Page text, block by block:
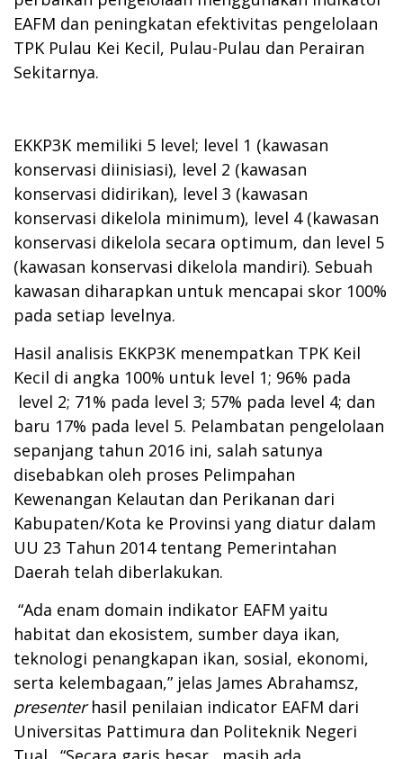
EAFM dan peningkatan efektivitas pengelolaan
TPK Pulau Kei Kecil, Pulau-Pulau dan Perairan
Sekitarnya.
EKKP3K memiliki 5 level; level 1 (kawasan
konservasi diinisiasi), level 2 (kawasan
konservasi didirikan), level 3 (kawasan
konservasi dikelola minimum), level 4 (kawasan
konservasi dikelola secara optimum, dan level 5
(kawasan konservasi dikelola mandiri). Sebuah
kawasan diharapkan untuk mencapai skor 100%
pada setiap levelnya.
Hasil analisis EKKP3K menempatkan TPK Keil
Kecil di angka 100% untuk level 1; 96% pada
level 2; 71% pada level 3; 57% pada level 4; dan
baru 17% pada level 5. Pelambatan pengelolaan
sepanjang tahun 2016 ini, salah satunya
disebabkan oleh proses Pelimpahan
Kewenangan Kelautan dan Perikanan dari
Kabupaten/Kota ke Provinsi yang diatur dalam
UU 23 Tahun 2014 tentang Pemerintahan
Daerah telah diberlakukan.
“Ada enam domain indikator EAFM yaitu
habitat dan ekosistem, sumber daya ikan,
teknologi penangkapan ikan, sosial, ekonomi,
serta kelembagaan,” jelas James Abrahamsz,
presenterhasil penilaian indicator EAFM dari
Universitas Pattimura dan Politeknik Negeri